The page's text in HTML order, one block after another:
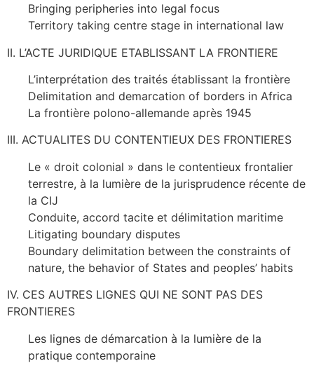
Bringing peripheries into legal focus
Territory taking centre stage in international law
II. L’ACTE JURIDIQUE ETABLISSANT LA FRONTIERE
L’interprétation des traités établissant la frontière
Delimitation and demarcation of borders in Africa
La frontière polono-allemande après 1945
III. ACTUALITES DU CONTENTIEUX DES FRONTIERES
Le « droit colonial » dans le contentieux frontalier
terrestre, à la lumière de la jurisprudence récente de
la CIJ
Conduite, accord tacite et délimitation maritime
Litigating boundary disputes
Boundary delimitation between the constraints of
nature, the behavior of States and peoples’ habits
IV. CES AUTRES LIGNES QUI NE SONT PAS DES
FRONTIERES
Les lignes de démarcation à la lumière de la
pratique contemporaine